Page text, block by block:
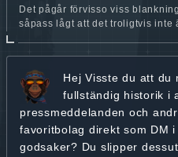
Det pågår förvisso viss
såpass lågt att det troligtvis inte
Hej Visste du att du
fullständig historik i
pressmeddelanden och
favoritbolag direkt som DM
godsaker? Du slipper